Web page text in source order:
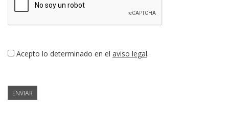
Acepto lo determinado en el aviso legal.
ENVIAR